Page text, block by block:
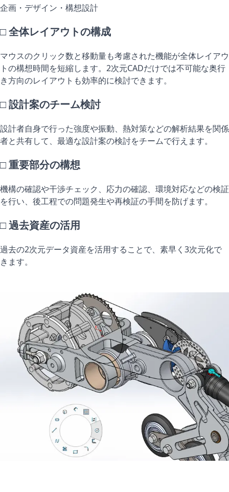
企画・デザイン・構想設計
□ 全体レイアウトの構成
マウスのクリック数と移動量も考慮された機能が全体レイアウ
トの構想時間を短縮します。2次元CADだけでは不可能な奥行
き方向のレイアウトも効率的に検討できます。
□ 設計案のチーム検討
設計者自身で行った強度や振動、熱対策などの解析結果を関係
者と共有して、最適な設計案の検討をチームで行えます。
□ 重要部分の構想
機構の確認や干渉チェック、応力の確認、環境対応などの検証
を行い、後工程での問題発生や再検証の手間を防げます。
□ 過去資産の活用
過去の2次元データ資産を活用することで、素早く3次元化で
きます。